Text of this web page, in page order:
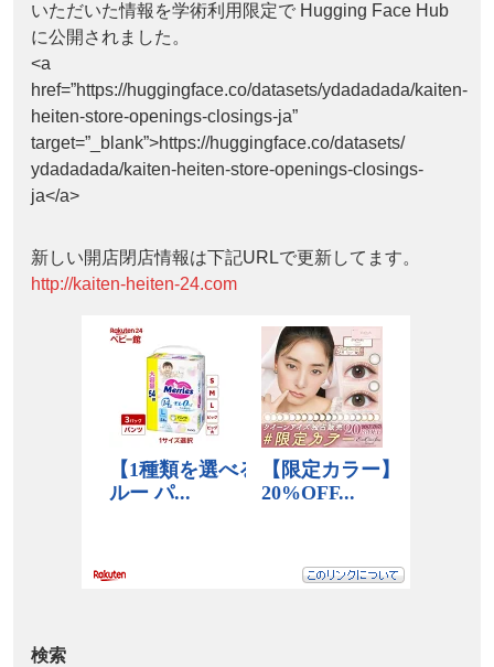
いただいた情報を学術利用限定で Hugging Face Hub
に公開されました。
<a
href=”https://huggingface.co/datasets/ydadadada/kaiten-
heiten-store-openings-closings-ja”
target=”_blank”>https://huggingface.co/datasets/
ydadadada/kaiten-heiten-store-openings-closings-
ja</a>
新しい開店閉店情報は下記URLで更新してます。
http://kaiten-heiten-24.com
検索